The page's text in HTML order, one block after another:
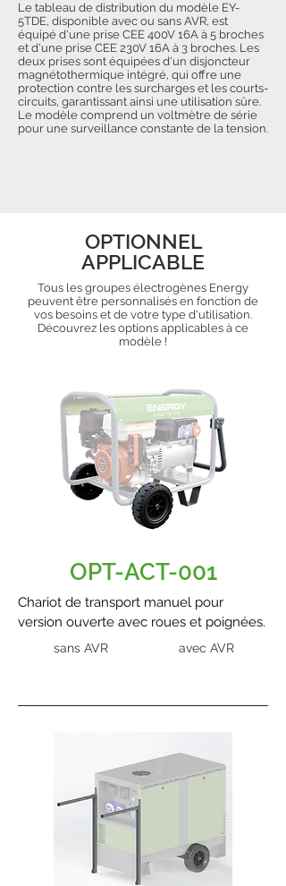
Le tableau de distribution du modèle EY-
5TDE, disponible avec ou sans AVR, est
équipé d'une prise CEE 400V 16A à 5 broches
et d'une prise CEE 230V 16A à 3 broches. Les
deux prises sont équipées d'un disjoncteur
magnétothermique intégré, qui offre une
protection contre les surcharges et les courts-
circuits, garantissant ainsi une utilisation sûre.
Le modèle comprend un voltmètre de série
pour une surveillance constante de la tension.
OPTIONNEL
APPLICABLE
Tous les groupes électrogènes Energy
peuvent être personnalisés en fonction de
vos besoins et de votre type d'utilisation.
Découvrez les options applicables à ce
modèle !
OPT-ACT-001
Chariot de transport manuel pour
version ouverte avec roues et poignées.
sans AVR avec AVR